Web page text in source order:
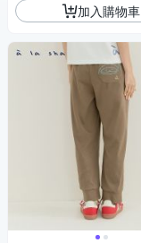
加入購物車